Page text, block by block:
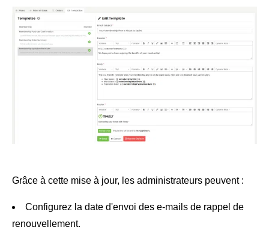
Grâce à cette mise à jour, les administrateurs peuvent :
Configurez la date d'envoi des e-mails de rappel de
renouvellement.